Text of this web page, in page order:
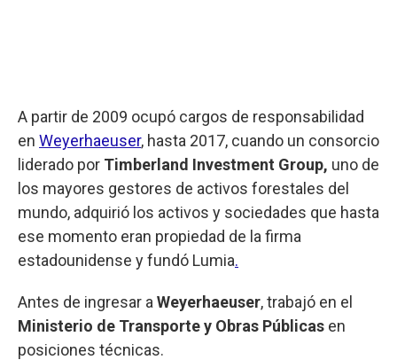
A partir de 2009 ocupó cargos de responsabilidad
en Weyerhaeuser, hasta 2017, cuando un consorcio
liderado por Timberland Investment Group, uno de
los mayores gestores de activos forestales del
mundo, adquirió los activos y sociedades que hasta
ese momento eran propiedad de la firma
estadounidense y fundó Lumia.
Antes de ingresar a Weyerhaeuser, trabajó en el
Ministerio de Transporte y Obras Públicas en
posiciones técnicas.